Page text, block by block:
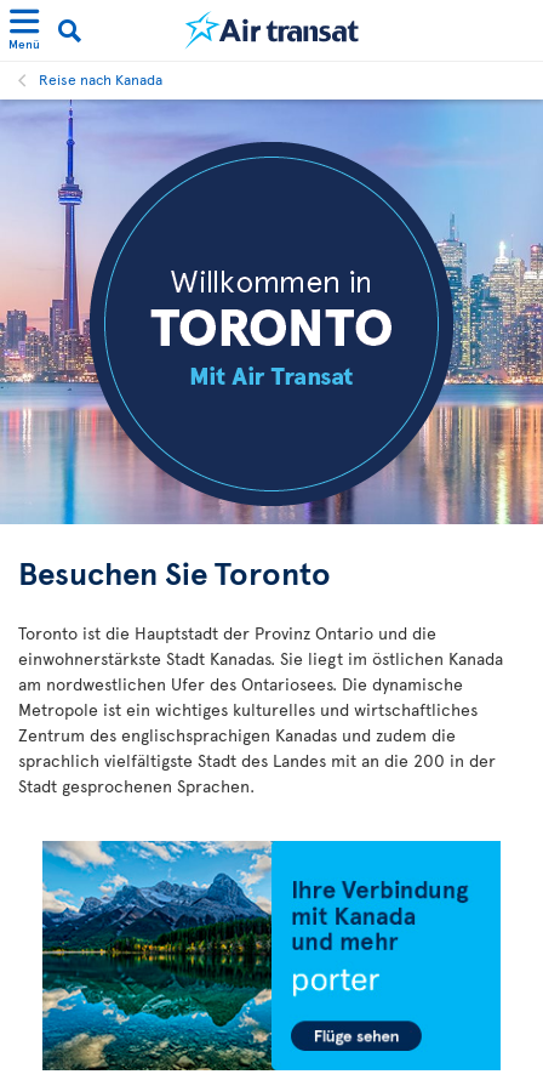
Menü
Reise nach Kanada
Besuchen Sie Toronto
Toronto ist die Hauptstadt der Provinz Ontario und die
einwohnerstärkste Stadt Kanadas. Sie liegt im östlichen Kanada
am nordwestlichen Ufer des Ontariosees. Die dynamische
Metropole ist ein wichtiges kulturelles und wirtschaftliches
Zentrum des englischsprachigen Kanadas und zudem die
sprachlich vielfältigste Stadt des Landes mit an die 200 in der
Stadt gesprochenen Sprachen.